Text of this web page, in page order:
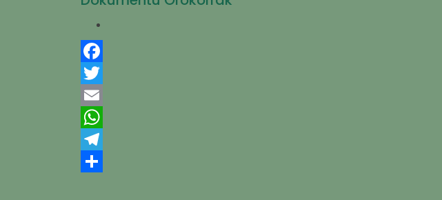
Facebook
Twitter
Email
WhatsApp
Telegram